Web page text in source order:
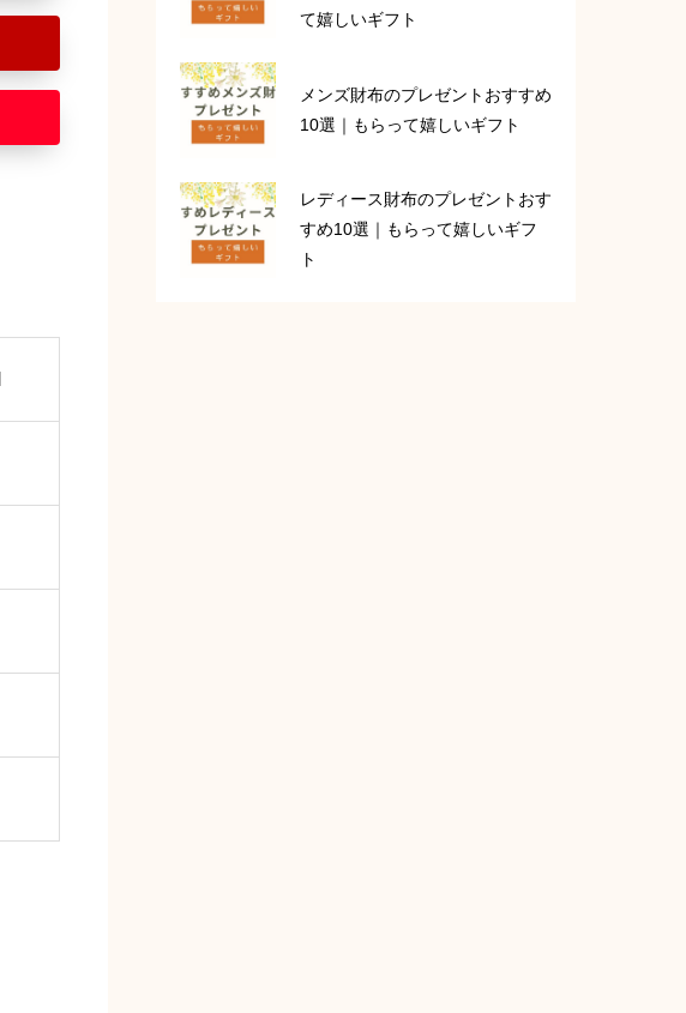
て嬉しいギフト
メンズ財布のプレゼントおすすめ
10選｜もらって嬉しいギフト
レディース財布のプレゼントおす
すめ10選｜もらって嬉しいギフ
ト